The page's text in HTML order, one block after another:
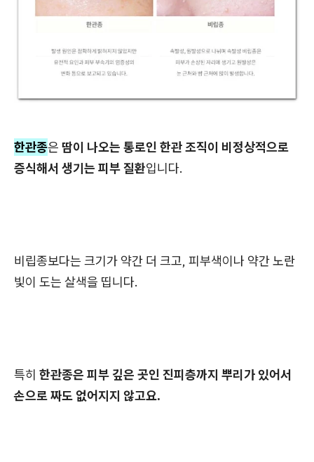
한관종은 땀이 나오는 통로인 한관 조직이 비정상적으로
증식해서 생기는 피부 질환입니다.
비립종보다는 크기가 약간 더 크고, 피부색이나 약간 노란
빛이 도는 살색을 띱니다.
특히 한관종은 피부 깊은 곳인 진피층까지 뿌리가 있어서
손으로 짜도 없어지지 않고요.